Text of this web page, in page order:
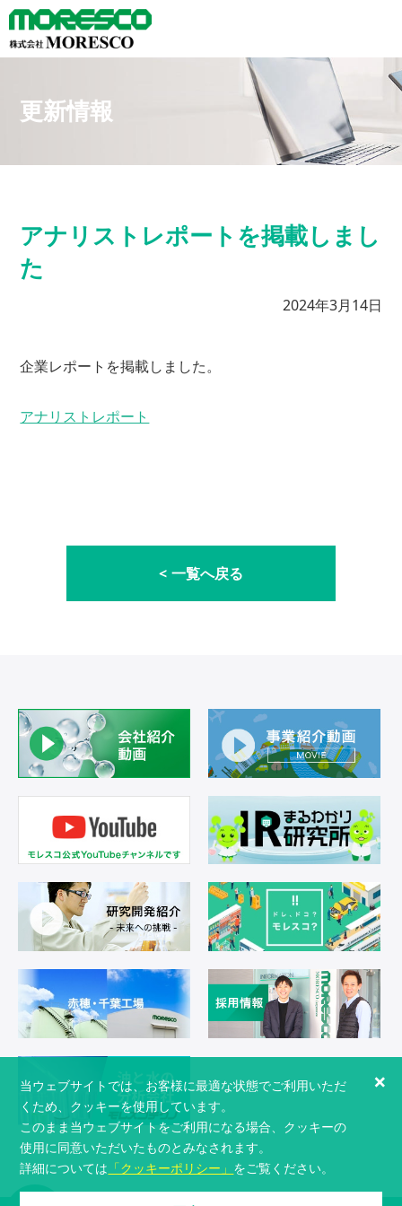
更新情報
アナリストレポートを掲載しまし
た
2024年3月14日
企業レポートを掲載しました。
アナリストレポート
一覧へ戻る
当ウェブサイトでは、お客様に最適な状態でご利用いただ
くため、クッキーを使用しています。
このまま当ウェブサイトをご利用になる場合、クッキーの
使用に同意いただいたものとみなされます。
詳細については 「クッキーポリシー」 をご覧ください。
×